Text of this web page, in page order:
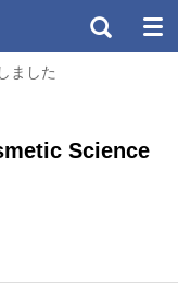
ました
Science